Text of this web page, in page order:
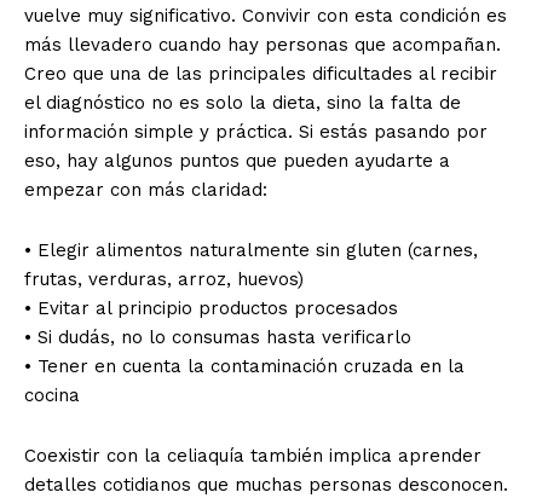
vuelve muy significativo. Convivir con esta condición es
más llevadero cuando hay personas que acompañan.
Creo que una de las principales dificultades al recibir
el diagnóstico no es solo la dieta, sino la falta de
información simple y práctica. Si estás pasando por
eso, hay algunos puntos que pueden ayudarte a
empezar con más claridad:
• Elegir alimentos naturalmente sin gluten (carnes,
frutas, verduras, arroz, huevos)
• Evitar al principio productos procesados
• Si dudás, no lo consumas hasta verificarlo
• Tener en cuenta la contaminación cruzada en la
cocina
Coexistir con la celiaquía también implica aprender
detalles cotidianos que muchas personas desconocen.